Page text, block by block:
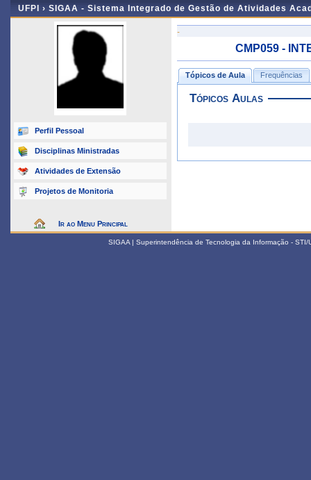
UFPI › SIGAA - Sistema Integrado de Gestão de Atividades
Perfil Pessoal
Disciplinas Ministradas
Atividades de Extensão
Projetos de Monitoria
Ir ao Menu Principal
-
CMP059 -
Tópicos de Aula Frequências
Tópicos Aulas
SIGAA | Superintendência de Tecnologia da Informação -